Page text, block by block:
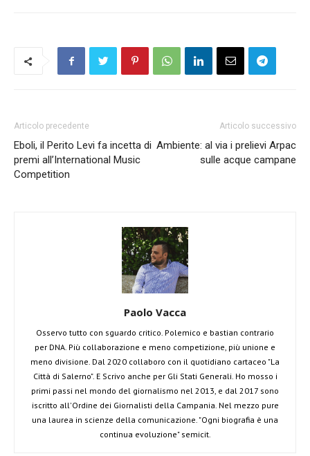
Articolo precedente
Eboli, il Perito Levi fa incetta di
premi all’International Music
Competition
Articolo successivo
Ambiente: al via i prelievi Arpac
sulle acque campane
Paolo Vacca
Osservo tutto con sguardo critico. Polemico e bastian contrario
per DNA. Più collaborazione e meno competizione, più unione e
meno divisione. Dal 2020 collaboro con il quotidiano cartaceo "La
Città di Salerno". E Scrivo anche per Gli Stati Generali. Ho mosso i
primi passi nel mondo del giornalismo nel 2013, e dal 2017 sono
iscritto all'Ordine dei Giornalisti della Campania. Nel mezzo pure
una laurea in scienze della comunicazione. "Ogni biografia è una
continua evoluzione" semicit.